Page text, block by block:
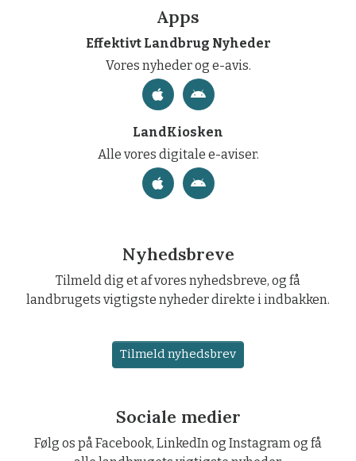
Apps
Effektivt Landbrug Nyheder
Vores nyheder og e-avis.
LandKiosken
Alle vores digitale e-aviser.
Nyhedsbreve
Tilmeld dig et af vores nyhedsbreve, og få
landbrugets vigtigste nyheder direkte i indbakken.
Tilmeld nyhedsbrev
Sociale medier
Følg os på Facebook, LinkedIn og Instagram og få